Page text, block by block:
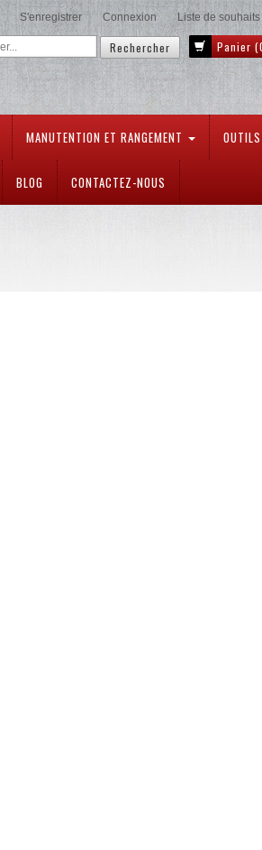
S'enregistrer Connexion Liste de souhaits
Panier
MANUTENTION ET RANGEMENT OUTILS
BLOG CONTACTEZ-NOUS